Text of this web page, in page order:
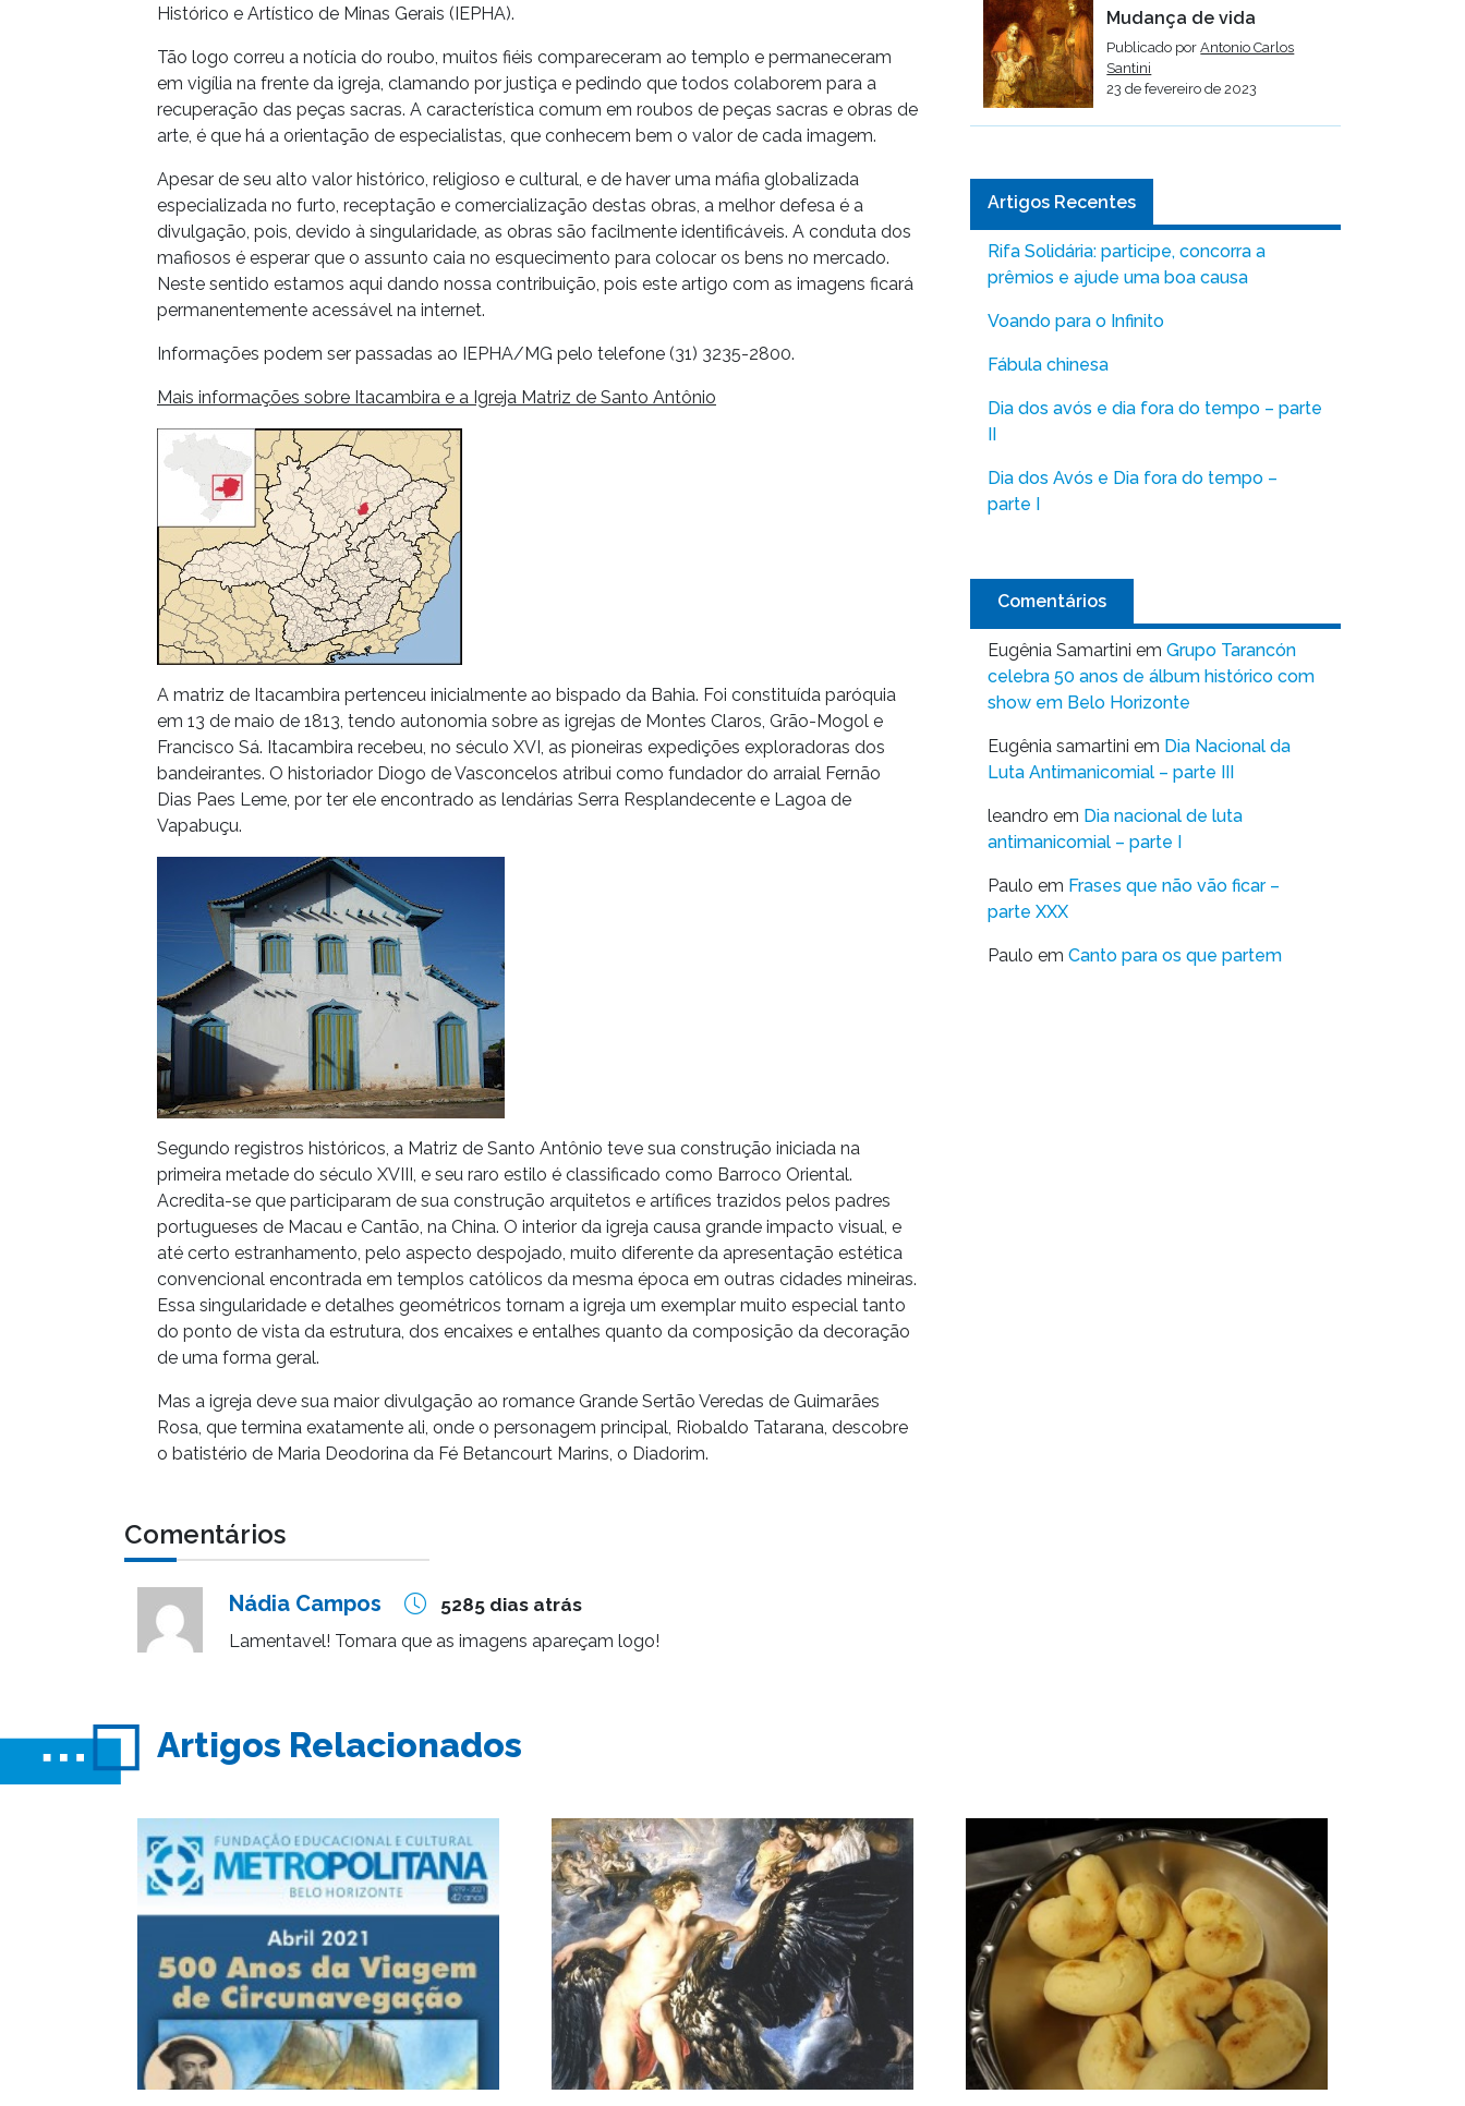
Histórico e Artístico de Minas Gerais (IEPHA).
Tão logo correu a notícia do roubo, muitos fiéis compareceram ao templo e permaneceram
em vigília na frente da igreja, clamando por justiça e pedindo que todos colaborem para a
recuperação das peças sacras. A característica comum em roubos de peças sacras e obras de
arte, é que há a orientação de especialistas, que conhecem bem o valor de cada imagem.
Apesar de seu alto valor histórico, religioso e cultural, e de haver uma máfia globalizada
especializada no furto, receptação e comercialização destas obras, a melhor defesa é a
divulgação, pois, devido à singularidade, as obras são facilmente identificáveis. A conduta dos
mafiosos é esperar que o assunto caia no esquecimento para colocar os bens no mercado.
Neste sentido estamos aqui dando nossa contribuição, pois este artigo com as imagens ficará
permanentemente acessável na internet.
Informações podem ser passadas ao IEPHA/MG pelo telefone (31) 3235-2800.
Mais informações sobre Itacambira e a Igreja Matriz de Santo Antônio
A matriz de Itacambira pertenceu inicialmente ao bispado da Bahia. Foi constituída paróquia
em 13 de maio de 1813, tendo autonomia sobre as igrejas de Montes Claros, Grão-Mogol e
Francisco Sá. Itacambira recebeu, no século XVI, as pioneiras expedições exploradoras dos
bandeirantes. O historiador Diogo de Vasconcelos atribui como fundador do arraial Fernão
Dias Paes Leme, por ter ele encontrado as lendárias Serra Resplandecente e Lagoa de
Vapabuçu.
Segundo registros históricos, a Matriz de Santo Antônio teve sua construção iniciada na
primeira metade do século XVIII, e seu raro estilo é classificado como Barroco Oriental.
Acredita-se que participaram de sua construção arquitetos e artífices trazidos pelos padres
portugueses de Macau e Cantão, na China. O interior da igreja causa grande impacto visual, e
até certo estranhamento, pelo aspecto despojado, muito diferente da apresentação estética
convencional encontrada em templos católicos da mesma época em outras cidades mineiras.
Essa singularidade e detalhes geométricos tornam a igreja um exemplar muito especial tanto
do ponto de vista da estrutura, dos encaixes e entalhes quanto da composição da decoração
de uma forma geral.
Mas a igreja deve sua maior divulgação ao romance Grande Sertão Veredas de Guimarães
Rosa, que termina exatamente ali, onde o personagem principal, Riobaldo Tatarana, descobre
o batistério de Maria Deodorina da Fé Betancourt Marins, o Diadorim.
Comentários
Nádia Campos 5285 dias atrás
Lamentavel! Tomara que as imagens apareçam logo!
Mudança de vida
Publicado porAntonio Carlos
Santini
23 de fevereiro de 2023
Artigos Recentes
Rifa Solidária: participe, concorra a
prêmios e ajude uma boa causa
Voando para o Infinito
Fábula chinesa
Dia dos avós e dia fora do tempo – parte
II
Dia dos Avós e Dia fora do tempo –
parte I
Comentários
Eugênia Samartini em Grupo Tarancón
celebra 50 anos de álbum histórico com
show em Belo Horizonte
Eugênia samartini em Dia Nacional da
Luta Antimanicomial – parte III
leandro em Dia nacional de luta
antimanicomial – parte I
Paulo em Frases que não vão ficar –
parte XXX
Paulo em Canto para os que partem
Artigos Relacionados